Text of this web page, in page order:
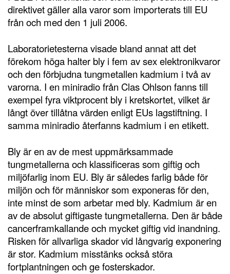
direktivet gäller alla varor som importerats till EU
från och med den 1 juli 2006.
Laboratorietesterna visade bland annat att det
förekom höga halter bly i fem av sex elektronikvaror
och den förbjudna tungmetallen kadmium i två av
varorna. I en miniradio från Clas Ohlson fanns till
exempel fyra viktprocent bly i kretskortet, vilket är
långt över tillåtna värden enligt EUs lagstiftning. I
samma miniradio återfanns kadmium i en etikett.
Bly är en av de mest uppmärksammade
tungmetallerna och klassificeras som giftig och
miljöfarlig inom EU. Bly är således farlig både för
miljön och för människor som exponeras för den,
inte minst de som arbetar med bly. Kadmium är en
av de absolut giftigaste tungmetallerna. Den är både
cancerframkallande och mycket giftig vid inandning.
Risken för allvarliga skador vid långvarig exponering
är stor. Kadmium misstänks också störa
fortplantningen och ge fosterskador.